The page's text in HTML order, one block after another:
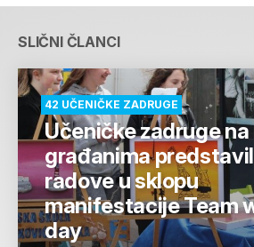
SLIČNI ČLANCI
42 UČENIČKE ZADRUGE
Učeničke zadruge na
građanima
radove u sklopu
manifestacije Team
day